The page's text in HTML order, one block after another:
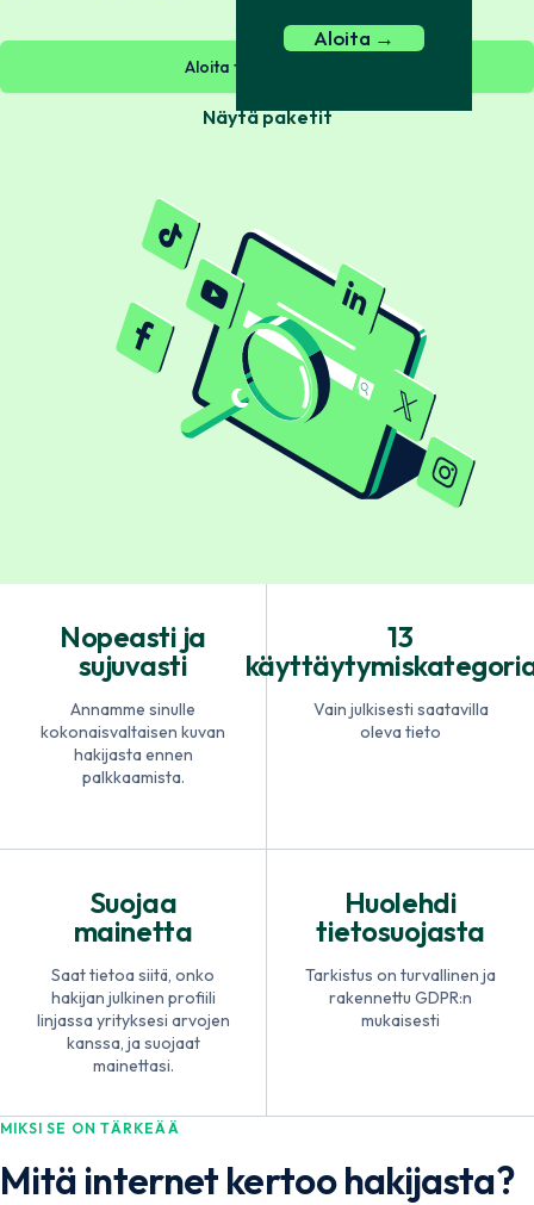
Aloita →
Aloita tarkistus nyt →
Näytä paketit
Nopeasti ja
sujuvasti
Annamme sinulle
kokonaisvaltaisen kuvan
hakijasta ennen
palkkaamista.
13
Vain julkisesti saatavilla
oleva tieto
Suojaa
mainetta
Saat tietoa siitä, onko
hakijan julkinen profiili
linjassa yrityksesi arvojen
kanssa, ja suojaat
mainettasi.
Huolehdi
tietosuojasta
Tarkistus on turvallinen ja
rakennettu GDPR:n
mukaisesti
MIKSI SE ON TÄRKEÄÄ
Mitä internet kertoo hakijasta?